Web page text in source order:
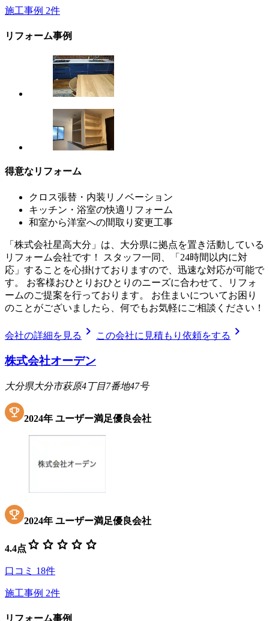
施工事例 2件
リフォーム事例
得意なリフォーム
クロス張替・内装リノベーション
キッチン・浴室の快適リフォーム
和室から洋室への間取り変更工事
「株式会社星高大分」は、大分県に拠点を置き活動している
リフォーム会社です！ スタッフ一同、「24時間以内に対
応」することを心掛けておりますので、迅速な対応が可能で
す。 お客様おひとりおひとりのニーズに合わせて、リフォ
ームのご提案を行っております。 お住まいについてお困り
のことがございましたら、何でもお気軽にご相談ください！
会社の詳細を見る chevron_right この会社に見積もり依頼をする chevron_right
株式会社オーデン
大分県大分市萩原4丁目7番地47号
2024年 ユーザー満足優良会社
2024年 ユーザー満足優良会社
4.4点 star star star star star
口コミ 18件
施工事例 2件
リフォーム事例